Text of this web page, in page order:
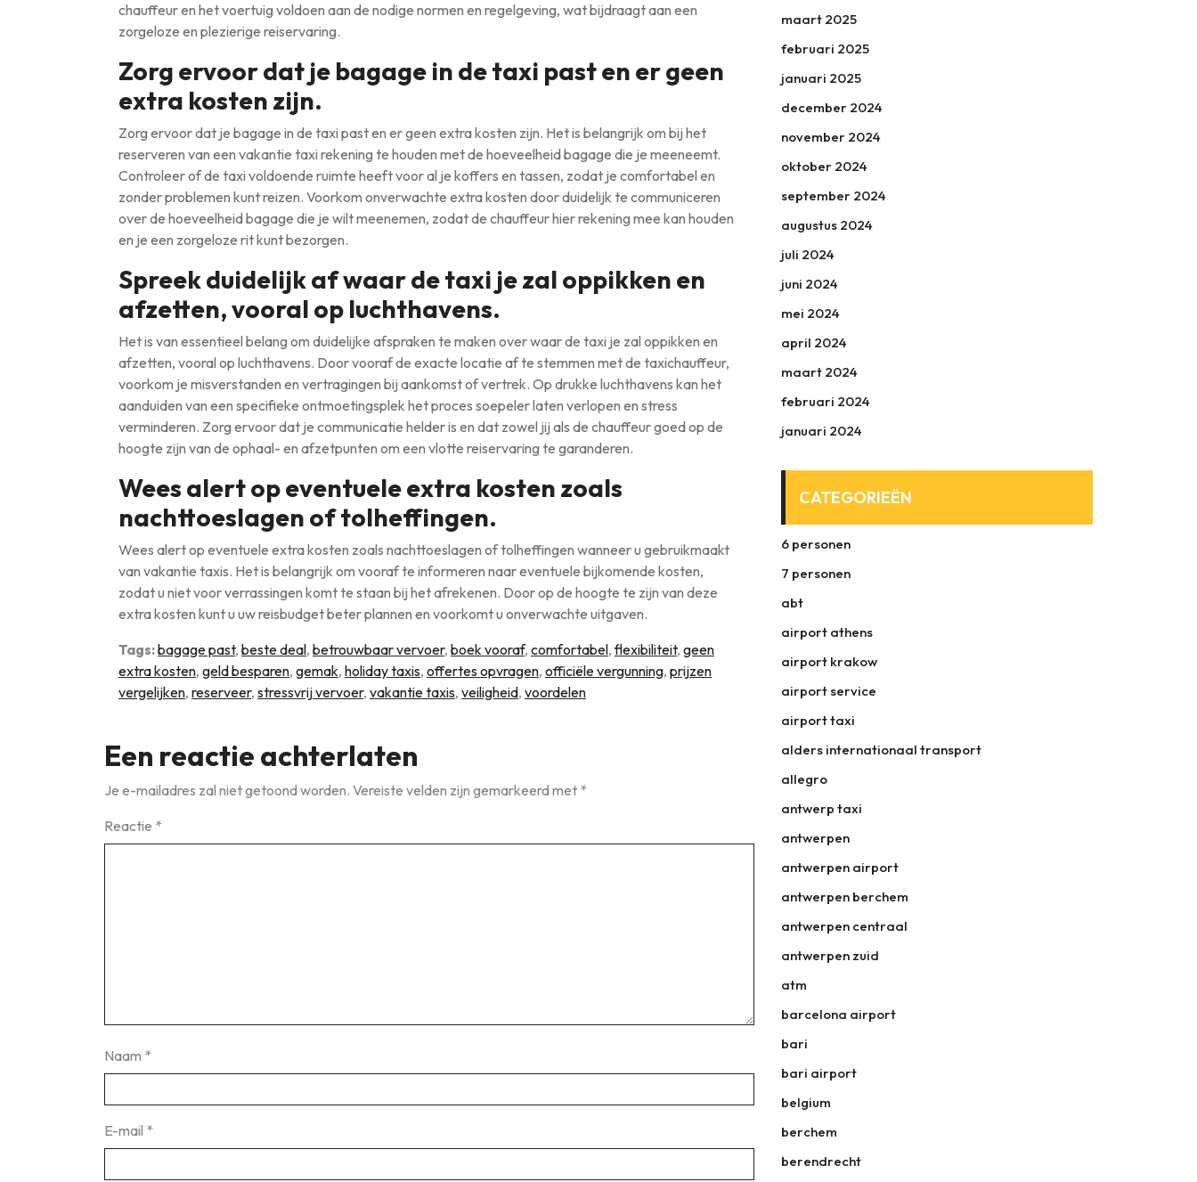
chauffeur en het voertuig voldoen aan de nodige normen en regelgeving, wat bijdraagt aan een
zorgeloze en plezierige reiservaring.
Zorg ervoor dat je bagage in de taxi past en er geen
extra kosten zijn.
Zorg ervoor dat je bagage in de taxi past en er geen extra kosten zijn. Het is belangrijk om bij het
reserveren van een vakantie taxi rekening te houden met de hoeveelheid bagage die je meeneemt.
Controleer of de taxi voldoende ruimte heeft voor al je koffers en tassen, zodat je comfortabel en
zonder problemen kunt reizen. Voorkom onverwachte extra kosten door duidelijk te communiceren
over de hoeveelheid bagage die je wilt meenemen, zodat de chauffeur hier rekening mee kan houden
en je een zorgeloze rit kunt bezorgen.
Spreek duidelijk af waar de taxi je zal oppikken en
afzetten, vooral op luchthavens.
Het is van essentieel belang om duidelijke afspraken te maken over waar de taxi je zal oppikken en
afzetten, vooral op luchthavens. Door vooraf de exacte locatie af te stemmen met de taxichauffeur,
voorkom je misverstanden en vertragingen bij aankomst of vertrek. Op drukke luchthavens kan het
aanduiden van een specifieke ontmoetingsplek het proces soepeler laten verlopen en stress
verminderen. Zorg ervoor dat je communicatie helder is en dat zowel jij als de chauffeur goed op de
hoogte zijn van de ophaal- en afzetpunten om een vlotte reiservaring te garanderen.
Wees alert op eventuele extra kosten zoals
nachttoeslagen of tolheffingen.
Wees alert op eventuele extra kosten zoals nachttoeslagen of tolheffingen wanneer u gebruikmaakt
van vakantie taxis. Het is belangrijk om vooraf te informeren naar eventuele bijkomende kosten,
zodat u niet voor verrassingen komt te staan bij het afrekenen. Door op de hoogte te zijn van deze
extra kosten kunt u uw reisbudget beter plannen en voorkomt u onverwachte uitgaven.
Tags:bagage past, beste deal, betrouwbaar vervoer, boek vooraf, comfortabel,flexibiliteit, geen
extra kosten, geld besparen, gemak, holiday taxis, offertes opvragen, officiële vergunning, prijzen
vergelijken, reserveer, stressvrij vervoer, vakantie taxis, veiligheid, voordelen
Een reactie achterlaten
Je e-mailadres zal niet getoond worden. Vereiste velden zijn gemarkeerd met *
Reactie *
Naam *
E-mail *
maart 2025
februari 2025
januari 2025
december 2024
november 2024
oktober 2024
september 2024
augustus 2024
juli 2024
juni 2024
mei 2024
april 2024
maart 2024
februari 2024
januari 2024
CATEGORIEËN
6 personen
7 personen
abt
airport athens
airport krakow
airport service
airport taxi
alders internationaal transport
allegro
antwerp taxi
antwerpen
antwerpen airport
antwerpen berchem
antwerpen centraal
antwerpen zuid
atm
barcelona airport
bari
bari airport
belgium
berchem
berendrecht